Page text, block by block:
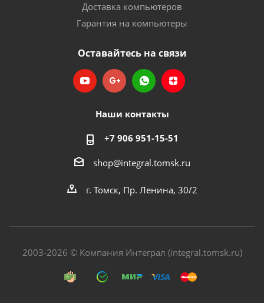
Доставка компьютеров
Гарантия на компьютеры
Оставайтесь на связи
Наши контакты
+7 906 951-15-51
shop@integral.tomsk.ru
г. Томск, Пр. Ленина, 30/2
2003-2026 © Компания Интеграл (integral.tomsk.ru)